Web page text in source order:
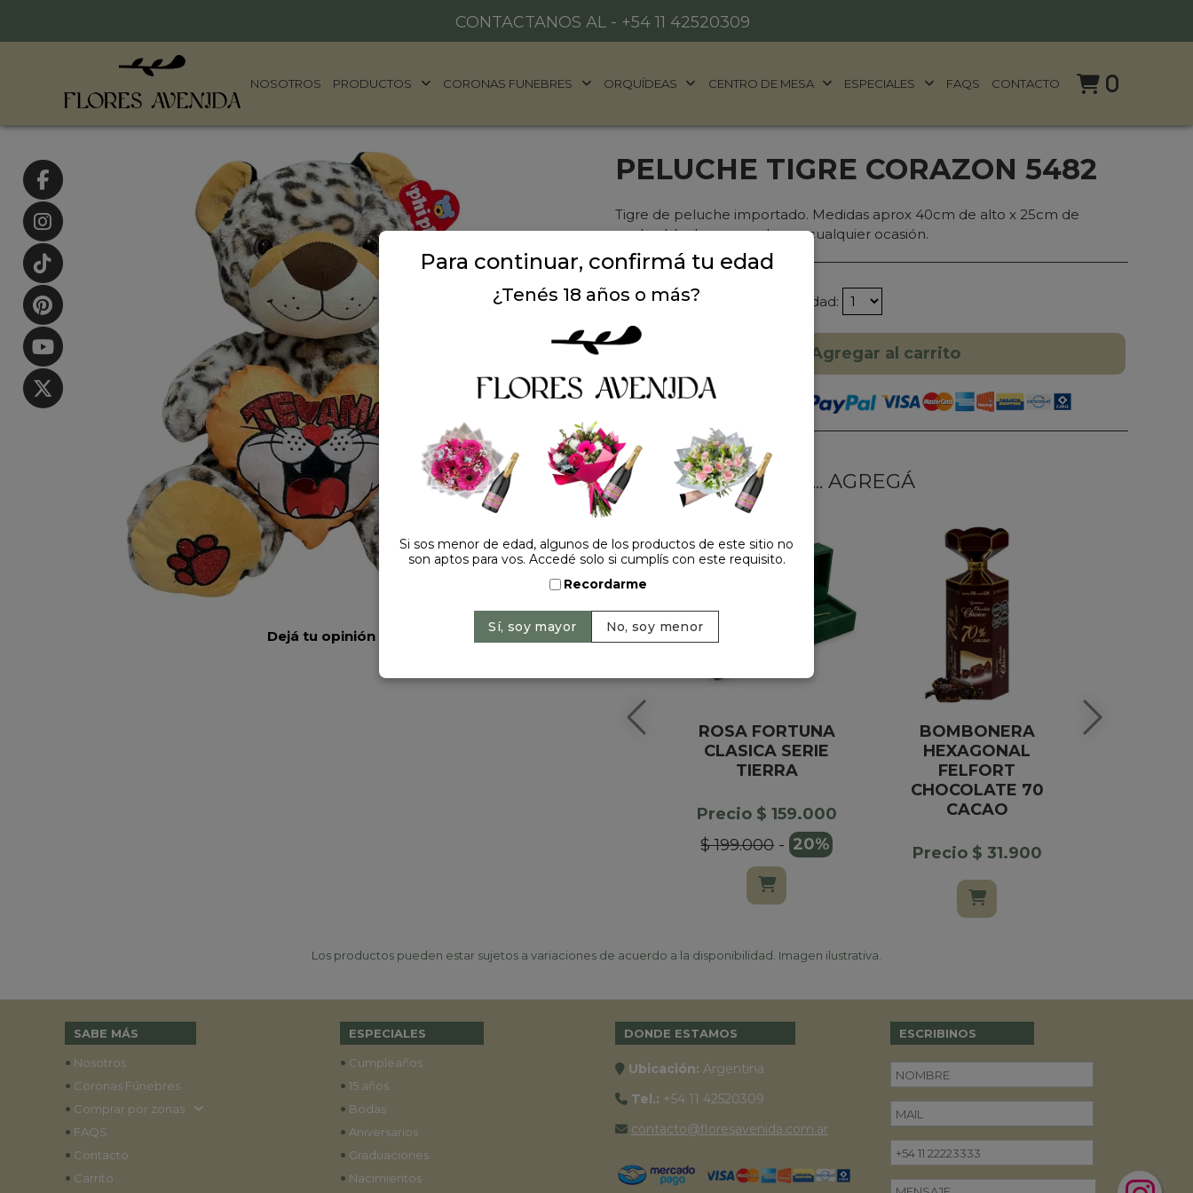
CONTACTANOS AL - +54 11 42520309
NOSOTROS PRODUCTOS CORONAS FUNEBRES ORQUÍDEAS CENTRO DE MESA ESPECIALES FAQS CONTACTO 0
Dejá tu opinión
PELUCHE TIGRE CORAZON 5482
Tigre de peluche importado. Medidas aprox 40cm de alto x 25cm de
ancho. Ideal para regalar en cualquier ocasión.
Precio: $ 54.000 Cantidad:
Agregar al carrito
HACELO ESPECIAL... AGREGÁ
ROSA FORTUNA
CLASICA SERIE
TIERRA
Precio $ 159.000
$ 199.000- 20%
BOMBONERA
HEXAGONAL
FELFORT
CHOCOLATE 70
CACAO
Precio $ 31.900
Los productos pueden estar sujetos a variaciones de acuerdo a la disponibilidad. Imagen ilustrativa.
SABE MÁS
• Nosotros
• Coronas Fúnebres
• Comprar por zonas
• FAQS
• Contacto
• Carrito
ESPECIALES
• Cumpleaños
• 15 años
• Bodas
• Aniversarios
• Graduaciones
• Nacimientos
DONDE ESTAMOS
Ubicación: Argentina
Tel.: +54 11 42520309
contacto@floresavenida.com.ar
ESCRIBINOS
Para continuar, confirmá tu edad
¿Tenés 18 años o más?
Si sos menor de edad, algunos de los productos de este sitio no
son aptos para vos. Accedé solo si cumplís con este requisito.
Recordarme